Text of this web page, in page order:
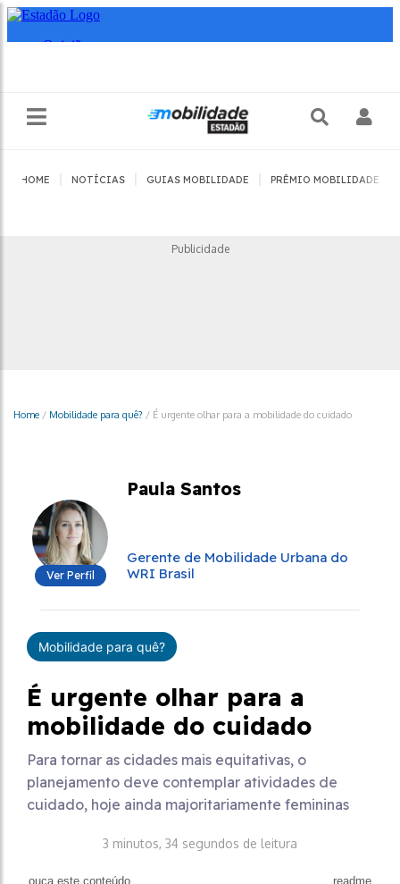
HOME NOTÍCIAS GUIAS MOBILIDADE PRÊMIO MOBILIDADE
Publicidade
Home / Mobilidade para quê? / É urgente olhar para a mobilidade do cuidado
Ver Perfil
Paula Santos
Gerente de Mobilidade Urbana do
WRI Brasil
Mobilidade para quê?
É urgente olhar para a
mobilidade do cuidado
Para tornar as cidades mais equitativas, o
planejamento deve contemplar atividades de
cuidado, hoje ainda majoritariamente femininas
3 minutos, 34 segundos de leitura
ouça este conteúdo readme